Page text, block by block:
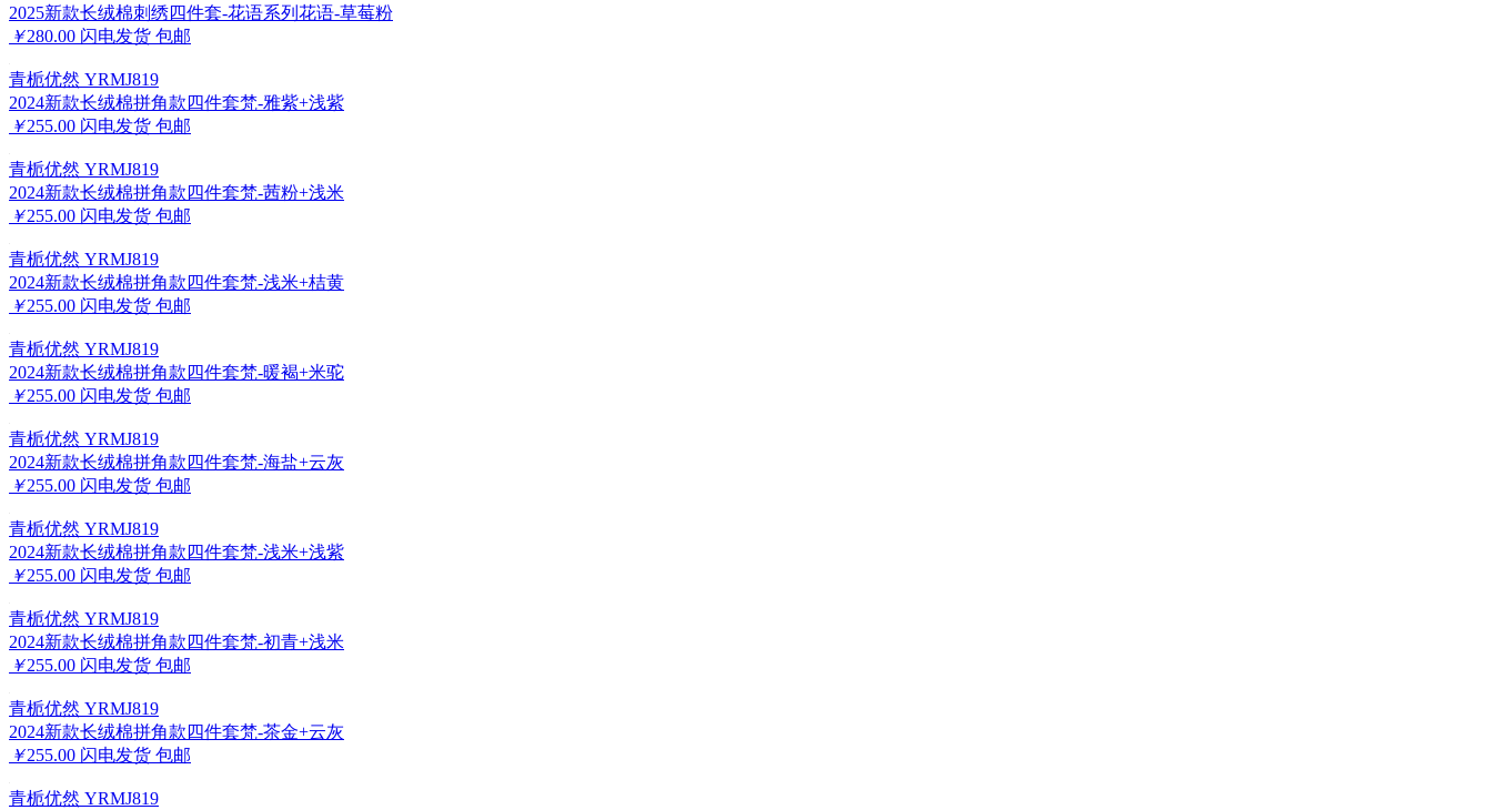
2025新款长绒棉刺绣四件套-花语系列花语-草莓粉
￥280.00 闪电发货 包邮
青栀优然 YRMJ819
2024新款长绒棉拼角款四件套梵-雅紫+浅紫
￥255.00 闪电发货 包邮
青栀优然 YRMJ819
2024新款长绒棉拼角款四件套梵-茜粉+浅米
￥255.00 闪电发货 包邮
青栀优然 YRMJ819
2024新款长绒棉拼角款四件套梵-浅米+桔黄
￥255.00 闪电发货 包邮
青栀优然 YRMJ819
2024新款长绒棉拼角款四件套梵-暖褐+米驼
￥255.00 闪电发货 包邮
青栀优然 YRMJ819
2024新款长绒棉拼角款四件套梵-海盐+云灰
￥255.00 闪电发货 包邮
青栀优然 YRMJ819
2024新款长绒棉拼角款四件套梵-浅米+浅紫
￥255.00 闪电发货 包邮
青栀优然 YRMJ819
2024新款长绒棉拼角款四件套梵-初青+浅米
￥255.00 闪电发货 包邮
青栀优然 YRMJ819
2024新款长绒棉拼角款四件套梵-茶金+云灰
￥255.00 闪电发货 包邮
青栀优然 YRMJ819